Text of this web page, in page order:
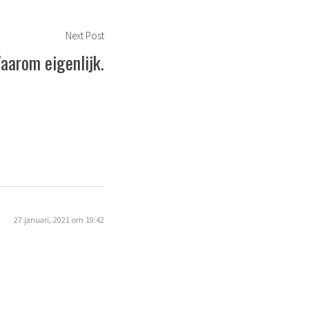
Next PostNext
eigenlijk.
27 januari, 2021 om 19:42